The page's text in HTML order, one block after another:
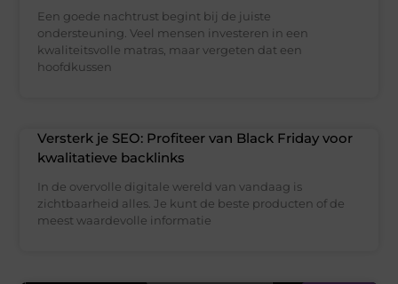
Een goede nachtrust begint bij de juiste
ondersteuning. Veel mensen investeren in een
kwaliteitsvolle matras, maar vergeten dat een
hoofdkussen
Versterk je SEO: Profiteer van Black Friday voor
kwalitatieve backlinks
In de overvolle digitale wereld van vandaag is
zichtbaarheid alles. Je kunt de beste producten of de
meest waardevolle informatie